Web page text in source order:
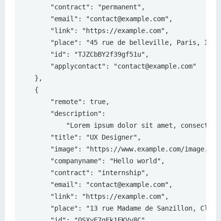
        "contract": "permanent",
        "email": "contact@example.com",
        "link": "https://example.com",
"place": "45 rue de belleville, Paris, Ile
        "id": "TJZCbBY2f39gf51u",
        "applycontact": "contact@example.com"
    },
    {
        "remote": true,
        "description":
"Lorem ipsum dolor sit amet,
        "title": "UX Designer",
"image": "https://www.example.com/
        "companyname": "Hello world",
        "contract": "internship",
        "email": "contact@example.com",
        "link": "https://example.com",
"place": "13 rue Madame de Sanzillon,